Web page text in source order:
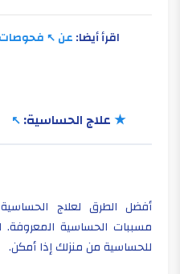
اقرأ أيضا:عن فحوصات
★علاج الحساسية:
أفضل الطرق لعلاج
مسببات الحساسية المعروفة.
للحساسية من منزلك إذا أمكن.